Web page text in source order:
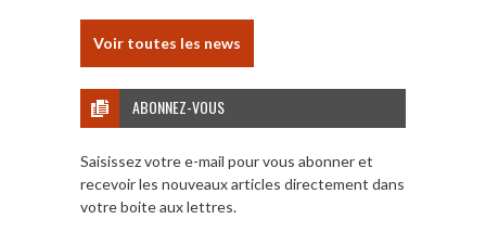
Voir toutes les news
ABONNEZ-VOUS
Saisissez votre e-mail pour vous abonner et
recevoir les nouveaux articles directement dans
votre boite aux lettres.